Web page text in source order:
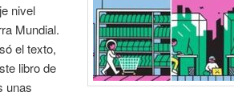
nivel
Mundial.
el texto,
libro de
unas